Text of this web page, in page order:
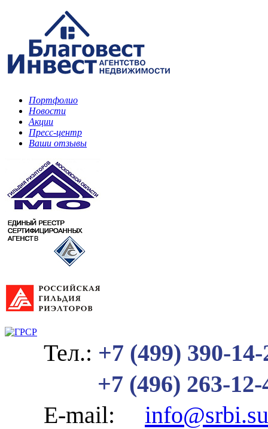
Портфолио
Новости
Акции
Пресс-центр
Ваши отзывы
Тел.: +7 (499) 390-14-
+7 (496) 263-12-
E-mail: info@srbi.su